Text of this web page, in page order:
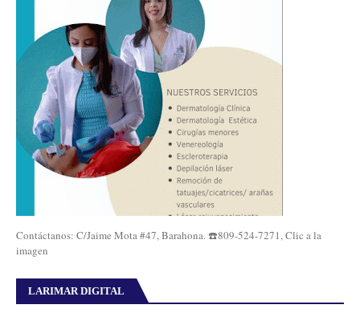
Contáctanos: C/Jaime Mota #47, Barahona. ☎️809-524-7271, Clic a la
imagen
LARIMAR DIGITAL